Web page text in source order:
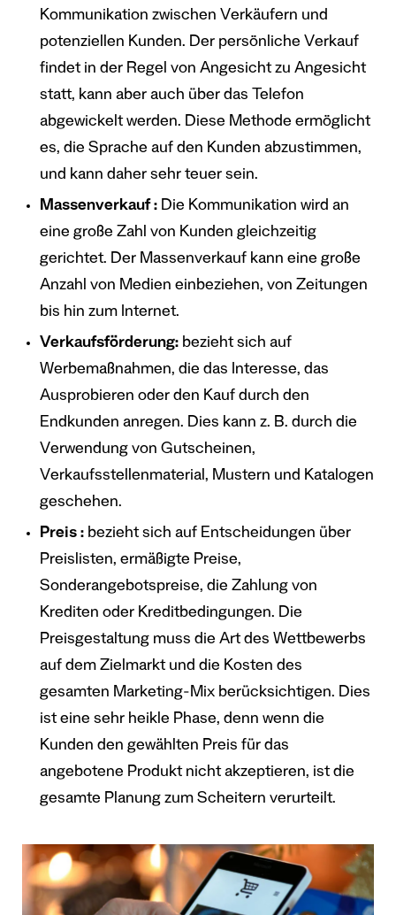
Kommunikation zwischen Verkäufern und
potenziellen Kunden. Der persönliche Verkauf
findet in der Regel von Angesicht zu Angesicht
statt, kann aber auch über das Telefon
abgewickelt werden. Diese Methode ermöglicht
es, die Sprache auf den Kunden abzustimmen,
und kann daher sehr teuer sein.
Massenverkauf : Die Kommunikation wird an
eine große Zahl von Kunden gleichzeitig
gerichtet. Der Massenverkauf kann eine große
Anzahl von Medien einbeziehen, von Zeitungen
bis hin zum Internet.
Verkaufsförderung: bezieht sich auf
Werbemaßnahmen, die das Interesse, das
Ausprobieren oder den Kauf durch den
Endkunden anregen. Dies kann z. B. durch die
Verwendung von Gutscheinen,
Verkaufsstellenmaterial, Mustern und Katalogen
geschehen.
Preis : bezieht sich auf Entscheidungen über
Preislisten, ermäßigte Preise,
Sonderangebotspreise, die Zahlung von
Krediten oder Kreditbedingungen. Die
Preisgestaltung muss die Art des Wettbewerbs
auf dem Zielmarkt und die Kosten des
gesamten Marketing-Mix berücksichtigen. Dies
ist eine sehr heikle Phase, denn wenn die
Kunden den gewählten Preis für das
angebotene Produkt nicht akzeptieren, ist die
gesamte Planung zum Scheitern verurteilt.